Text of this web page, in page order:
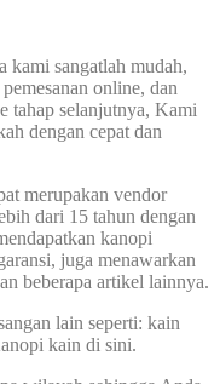
kami sangatlah mudah,
online, dan
tahap selanjutnya, Kami
dengan cepat dan
merupakan vendor
dari 15 tahun dengan
kanopi
juga menawarkan
beberapa artikel lainnya.
lain seperti: kain
kain di sini.